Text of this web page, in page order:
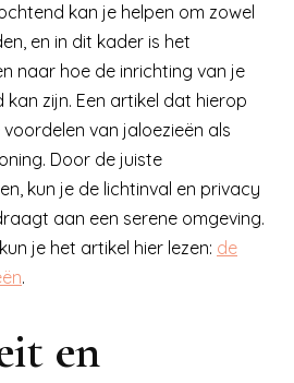
kan je helpen om zowel
en in dit kader is het
naar hoe de inrichting van je
kan zijn. Een artikel dat hierop
van jaloezieën als
Door de juiste
kun je de lichtinval en privacy
aan een serene omgeving.
je het artikel hier lezen: de
.
en